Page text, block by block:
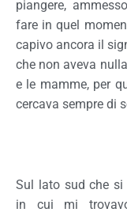
piangere,
fare in quel
capivo ancora il
che non aveva
e le mamme, per
cercava sempre di
Sul lato sud che si
in cui mi